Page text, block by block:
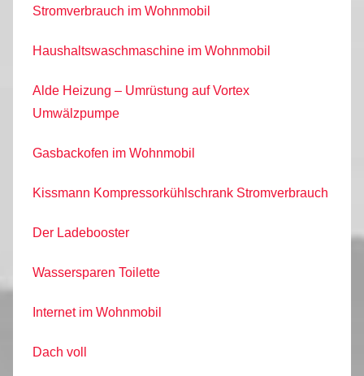
Stromverbrauch im Wohnmobil
Haushaltswaschmaschine im Wohnmobil
Alde Heizung – Umrüstung auf Vortex
Umwälzpumpe
Gasbackofen im Wohnmobil
Kissmann Kompressorkühlschrank Stromverbrauch
Der Ladebooster
Wassersparen Toilette
Internet im Wohnmobil
Dach voll